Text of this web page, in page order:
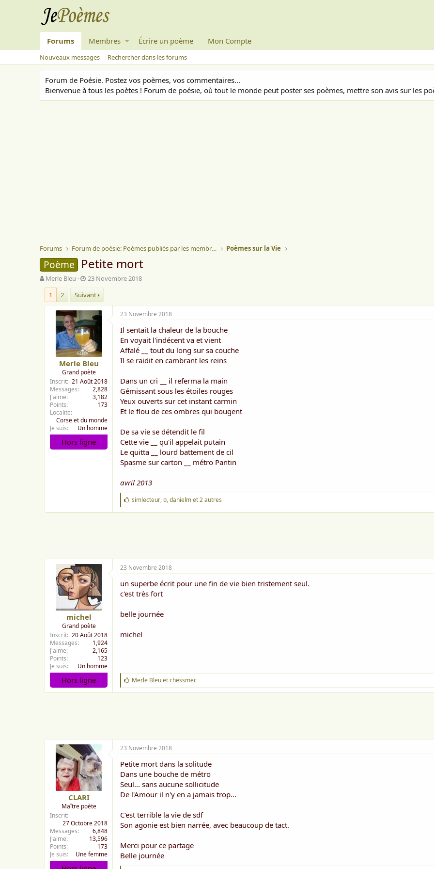
Forums Membres Écrire un poème Mon Compte
Nouveaux messages Rechercher dans les forums
Forum de Poésie. Postez vos poèmes, vos commentaires...
Bienvenue à tous les poètes ! Forum de poésie, où tout le monde peut poster ses poèmes, mettre son avis sur les
Forums Forum de poésie: Poèmes publiés par les membres Poèmes sur la Vie
Poème Petite mort
A
u
e
Merle Bleu
D
t
e
d
e
d
é
b
u
t
23 Novembre 2018
1
2 Suivant
Merle Bleu
Grand poète
Inscrit 21 Août 2018
Messages
2,828
J'aime
3,182
Points
173
Localité
Corse et du monde
Je suis
Un homme
Hors ligne
23 Novembre 2018
Il sentait la chaleur de la bouche
En voyait l'indécent va et vient
Affalé __ tout du long sur sa couche
Il se raidit en cambrant les reins
Dans un cri __ il referma la main
Gémissant sous les étoiles rouges
Yeux ouverts sur cet instant carmin
Et le flou de ces ombres qui bougent
De sa vie se détendit le fil
Cette vie __ qu'il appelait putain
Le quitta __ lourd battement de cil
Spasme sur carton __ métro Pantin
avril 2013
J
'
a
simlecteur,o,danielmet 2 autres
michel
Grand poète
Inscrit 20 Août 2018
Messages
1,924
J'aime
2,165
Points
123
Je suis
Un homme
Hors ligne
23 Novembre 2018
un superbe écrit pour une fin de vie bien tristement seul.
c'est très fort
belle journée
michel
J
'
a
Merle Bleuetchessmec
CLARI
Maître poète
Inscrit
27 Octobre 2018
Messages
6,848
J'aime
13,596
Points
173
Je suis
Une femme
23 Novembre 2018
Petite mort dans la solitude
Dans une bouche de métro
Seul... sans aucune sollicitude
De l'Amour il n'y en a jamais trop...
C'est terrible la vie de sdf
Son agonie est bien narrée, avec beaucoup de tact.
Merci pour ce partage
Belle journée